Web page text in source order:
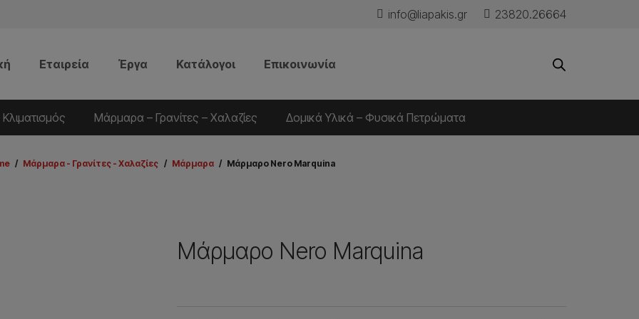
info@liapakis.gr 23820.26664
Εταιρεία Έργα Κατάλογοι Επικοινωνία
Μάρμαρα – Γρανίτες – Χαλαζίες Δομικά Υλικά – Φυσικά Πετρώματα
/ Μάρμαρα - Γρανίτες - Χαλαζίες / Μάρμαρα / Μάρμαρο Nero Marquina
Μάρμαρο Nero Marquina